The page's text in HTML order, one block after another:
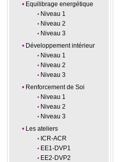
Equilibrage energétique
Niveau 1
Niveau 2
Niveau 3
Développement intérieur
Niveau 1
Niveau 2
Niveau 3
Renforcement de Soi
Niveau 1
Niveau 2
Niveau 3
Les ateliers
ICR-ACR
EE1-DVP1
EE2-DVP2